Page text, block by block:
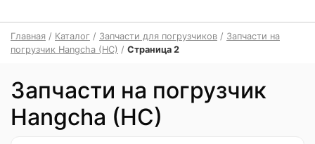
Главная / Каталог / Запчасти для погрузчиков / Запчасти на
погрузчик Hangcha (HC) / Страница 2
Запчасти на погрузчик
Hangcha (HC)